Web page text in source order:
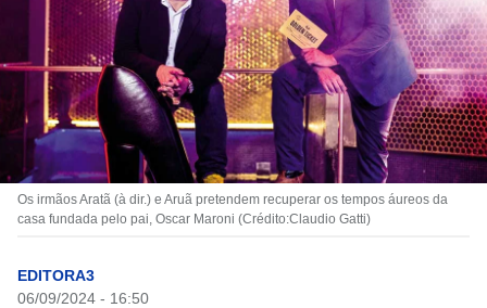
Os irmãos Aratã (à dir.) e Aruã pretendem recuperar os tempos áureos da
casa fundada pelo pai, Oscar Maroni (Crédito:Claudio Gatti)
EDITORA3
06/09/2024 - 16:50